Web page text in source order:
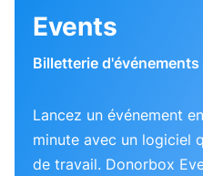
Events
Billetterie
Lancez un événement
minute avec un logiciel
de travail. Donorbox